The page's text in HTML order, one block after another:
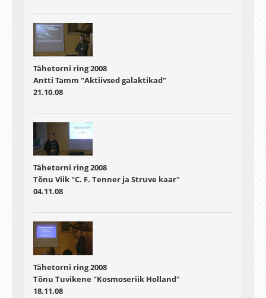
Tähetorni ring 2008
Antti Tamm "Aktiivsed galaktikad"
21.10.08
Tähetorni ring 2008
Tõnu Viik "C. F. Tenner ja Struve kaar"
04.11.08
Tähetorni ring 2008
Tõnu Tuvikene "Kosmoseriik Holland"
18.11.08